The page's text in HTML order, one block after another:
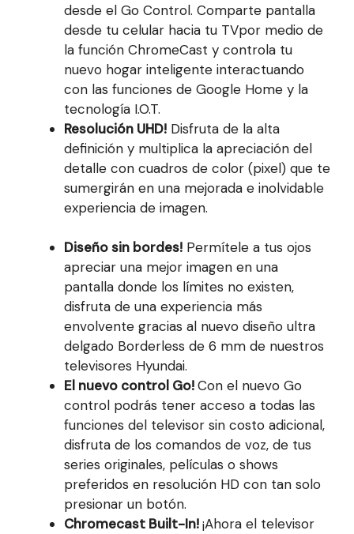
desde el Go Control. Comparte pantalla
desde tu celular hacia tu TVpor medio de
la función ChromeCast y controla tu
nuevo hogar inteligente interactuando
con las funciones de Google Home y la
tecnología I.O.T.
Resolución UHD! Disfruta de la alta
definición y multiplica la apreciación del
detalle con cuadros de color (pixel) que te
sumergirán en una mejorada e inolvidable
experiencia de imagen.
Diseño sin bordes! Permítele a tus ojos
apreciar una mejor imagen en una
pantalla donde los límites no existen,
disfruta de una experiencia más
envolvente gracias al nuevo diseño ultra
delgado Borderless de 6 mm de nuestros
televisores Hyundai.
El nuevo control Go!Con el nuevo Go
control podrás tener acceso a todas las
funciones del televisor sin costo adicional,
disfruta de los comandos de voz, de tus
series originales, películas o shows
preferidos en resolución HD con tan solo
presionar un botón.
Chromecast Built-In!¡Ahora el televisor